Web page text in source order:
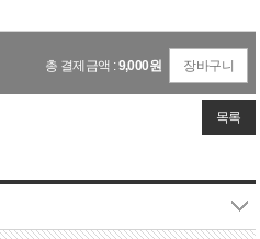
총 결제금액 :9,000원 장바구니
목록